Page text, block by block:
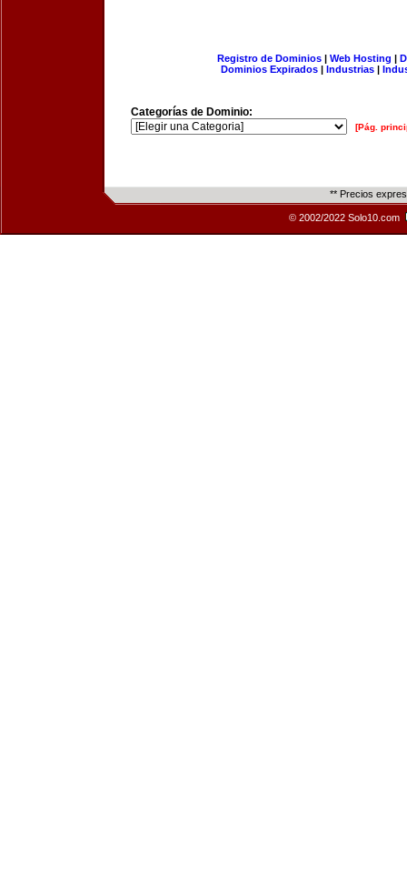
Registro de Dominios| Web Hosting |
Dominios Expirados | Industrias |
Categorías de Dominio:
[Pág.
** Precios
© 2002/2022 Solo10.com